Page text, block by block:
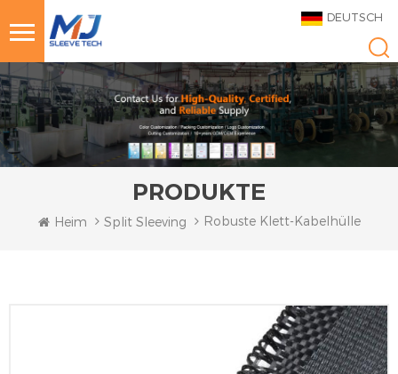
DEUTSCH
PRODUKTE
Heim Split Sleeving Robuste Klett-Kabelhülle